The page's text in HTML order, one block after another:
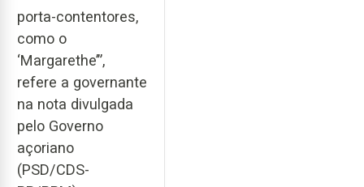
porta-contentores,
como o
‘Margarethe’”,
refere a governante
na nota divulgada
pelo Governo
açoriano
(PSD/CDS-